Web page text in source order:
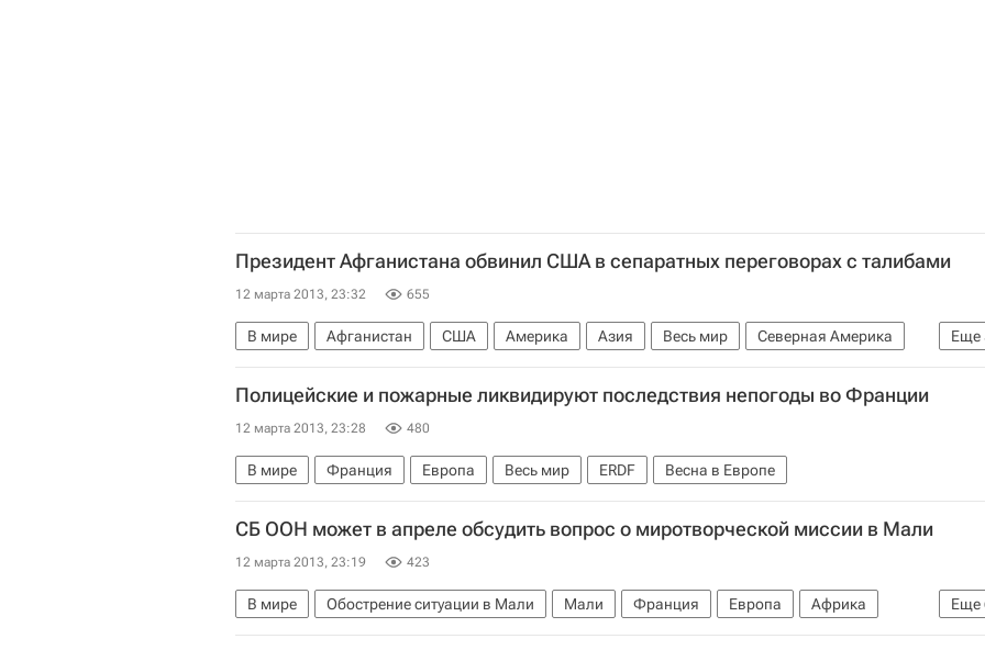
Президент Афганистана обвинил США в сепаратных переговорах с талибами
12 марта 2013, 23:32 655
Еще
В мире Афганистан США Америка Азия Весь мир
Северная Америка
Хамид Карзай
Талибан Правительство Афганистана
Министерство обороны США
Правительство США
Полицейские и пожарные ликвидируют последствия непогоды во Франции
12 марта 2013, 23:28 480
В мире Франция Европа Весь мир ERDF Весна в Европе
СБ ООН может в апреле обсудить вопрос о миротворческой миссии в Мали
12 марта 2013, 23:19 423
Еще
В мире Обострение ситуации в Мали Мали Франция Европа
Африка
Весь мир
Лоран Фабиус МИД Франции‎
Парламент Франции